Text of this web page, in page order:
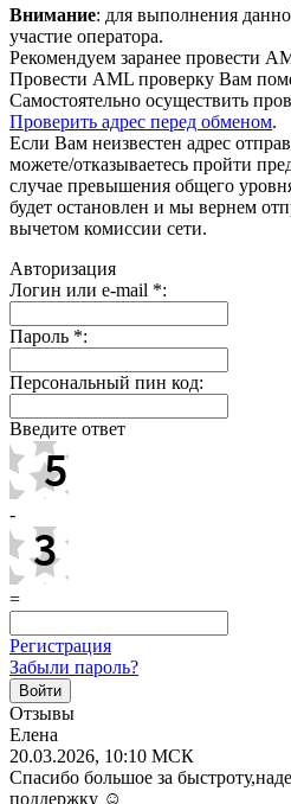
Внимание: для выполнения
участие оператора.
Рекомендуем заранее провести
Провести AML проверку Вам
Самостоятельно осуществить
Проверить адрес перед обменом.
Если Вам неизвестен адрес
можете/отказываетесь пройти
случае превышения общего
будет остановлен и мы вернем
вычетом комиссии сети.
Авторизация
Логин или e-mail *:
Пароль *:
Персональный пин код:
Введите ответ
-
=
Регистрация
Забыли пароль?
Отзывы
Елена
20.03.2026, 10:10 МСК
Спасибо большое за
поддержку ☺️